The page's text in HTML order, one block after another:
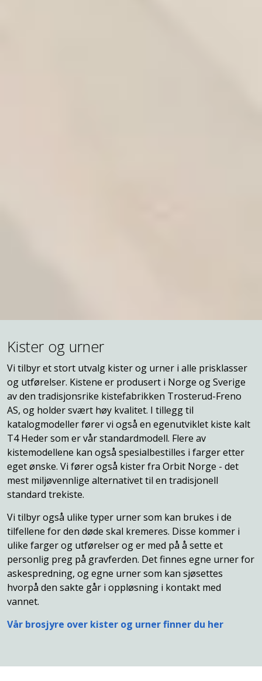
Kister og urner
Vi tilbyr et stort utvalg kister og urner i alle prisklasser
og utførelser. Kistene er produsert i Norge og Sverige
av den tradisjonsrike kistefabrikken Trosterud-Freno
AS, og holder svært høy kvalitet. I tillegg til
katalogmodeller fører vi også en egenutviklet kiste kalt
T4 Heder som er vår standardmodell. Flere av
kistemodellene kan også spesialbestilles i farger etter
eget ønske. Vi fører også kister fra Orbit Norge - det
mest miljøvennlige alternativet til en tradisjonell
standard trekiste.
Vi tilbyr også ulike typer urner som kan brukes i de
tilfellene for den døde skal kremeres. Disse kommer i
ulike farger og utførelser og er med på å sette et
personlig preg på gravferden. Det finnes egne urner for
askespredning, og egne urner som kan sjøsettes
hvorpå den sakte går i oppløsning i kontakt med
vannet.
Vår brosjyre over kister og urner finner du her